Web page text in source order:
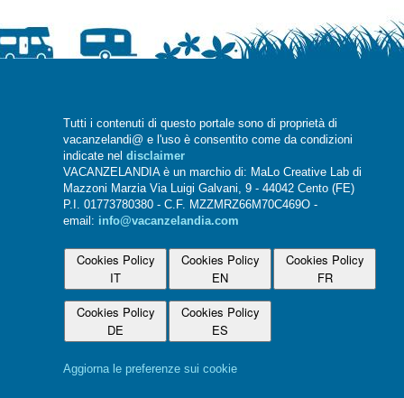
Tutti i contenuti di questo portale sono di proprietà di
vacanzelandi@ e l'uso è consentito come da condizioni
indicate nel disclaimer
VACANZELANDIA è un marchio di: MaLo Creative Lab di
Mazzoni Marzia Via Luigi Galvani, 9 - 44042 Cento (FE)
P.I. 01773780380 - C.F. MZZMRZ66M70C469O -
email: info@vacanzelandia.com
Cookies Policy
IT
Cookies Policy
EN
Cookies Policy
FR
Cookies Policy
DE
Cookies Policy
ES
Aggiorna le preferenze sui cookie